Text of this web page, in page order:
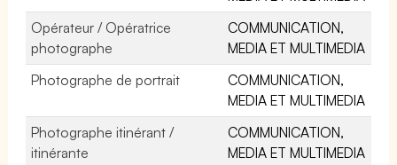
Opérateur / Opératrice
photographe
COMMUNICATION,
MEDIA ET MULTIMEDIA
Photographe de portrait
COMMUNICATION,
MEDIA ET MULTIMEDIA
Photographe itinérant /
itinérante
COMMUNICATION,
MEDIA ET MULTIMEDIA